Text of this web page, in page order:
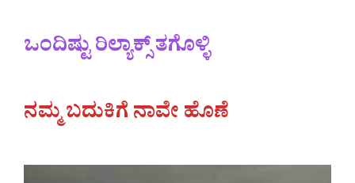
ಒಂದಿಷ್ಟು ರಿಲ್ಯಾಕ್ಸ್ ತಗೊಳ್ಳಿ
ನಮ್ಮ ಬದುಕಿಗೆ ನಾವೇ ಹೊಣೆ